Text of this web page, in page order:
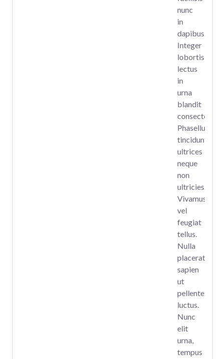
nunc
in
dapibus.
Integer
lobortis
lectus
in
urna
blandit
consectetur.
Phasellus
tincidunt
ultrices
neque
non
ultricies.
Vivamus
vel
feugiat
tellus.
Nulla
placerat
sapien
ut
pellentesque
luctus.
Nunc
elit
urna,
tempus